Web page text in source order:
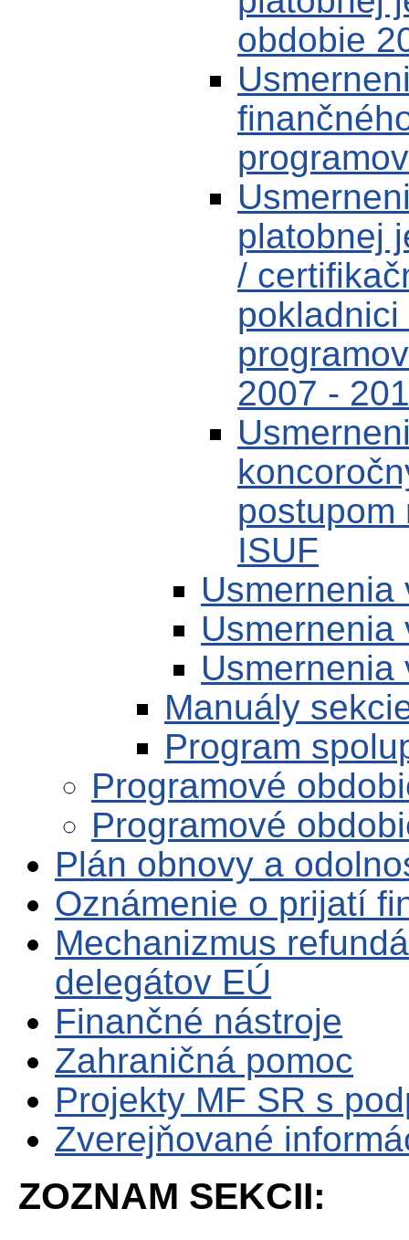
obdobie
platobnej
/
2007 -
ISUF
Usmernenia
Usmernenia
Usmernenia
Manuály
Program
Programové
Programové
Plán obnovy a
Oznámenie o prijatí
Mechanizmus
delegátov EÚ
Finančné nástroje
Zahraničná pomoc
Projekty MF SR s
Zverejňované
ZOZNAM SEKCII: